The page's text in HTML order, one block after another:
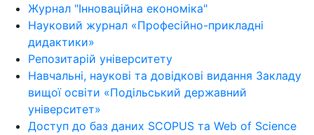
Журнал "Інноваційна економіка"
Науковий журнал «Професійно-прикладні
дидактики»
Репозитарій університету
Навчальні, наукові та довідкові видання Закладу
вищої освіти «Подільський державний
університет»
Доступ до баз даних SCOPUS та Web of Science